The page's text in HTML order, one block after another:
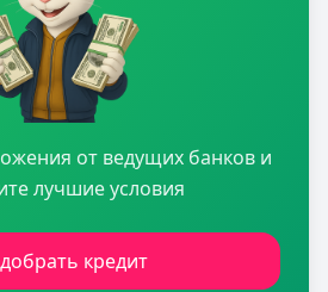
от ведущих банков и
лучшие условия
кредит